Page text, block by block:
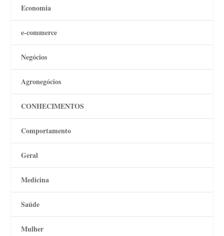
Economia
e-commerce
Negócios
Agronegócios
CONHECIMENTOS
Comportamento
Geral
Medicina
Saúde
Mulher